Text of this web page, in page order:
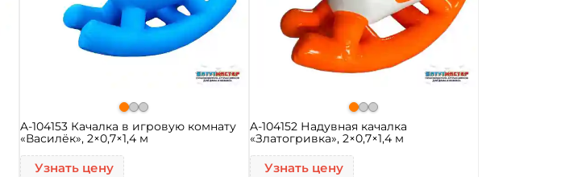
A-104153 Качалка в игровую комнату
«Василёк», 2×0,7×1,4 м
Узнать цену
A-104152 Надувная качалка
«Златогривка», 2×0,7×1,4 м
Узнать цену